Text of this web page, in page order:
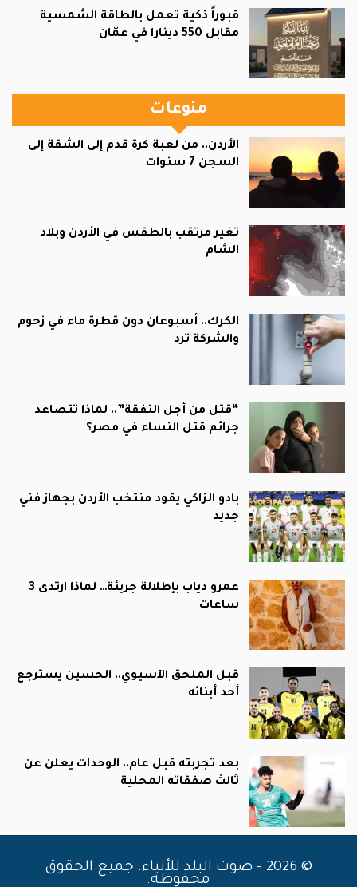
قبوراً ذكية تعمل بالطاقة الشمسية
مقابل 550 دينارا في عمّان
منوعات
الأردن.. من لعبة كرة قدم إلى الشقة إلى
السجن 7 سنوات
تغير مرتقب بالطقس في الأردن وبلاد
الشام
الكرك.. أسبوعان دون قطرة ماء في زحوم
والشركة ترد
“قتل من أجل النفقة”.. لماذا تتصاعد
جرائم قتل النساء في مصر؟
بادو الزاكي يقود منتخب الأردن بجهاز فني
جديد
عمرو دياب بإطلالة جريئة… لماذا ارتدى 3
ساعات
قبل الملحق الآسيوي.. الحسين يسترجع
أحد أبنائه
بعد تجربته قبل عام.. الوحدات يعلن عن
ثالث صفقاته المحلية
© 2026 - صوت البلد للأنباء. جميع الحقوق
محفوظة.